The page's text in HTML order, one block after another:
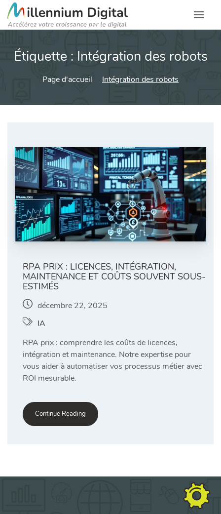
Étiquette : Intégration des robots
Page d'accueil Intégration des robots
RPA PRIX : LICENCES, INTÉGRATION,
MAINTENANCE ET COÛTS SOUVENT SOUS-
ESTIMÉS
décembre 22, 2025
IA
RPA prix : comprendre les coûts de licences,
intégration et maintenance. Notre expertise pour
vous aider à automatiser vos processus métier avec
ROI mesurable.
Continue Reading